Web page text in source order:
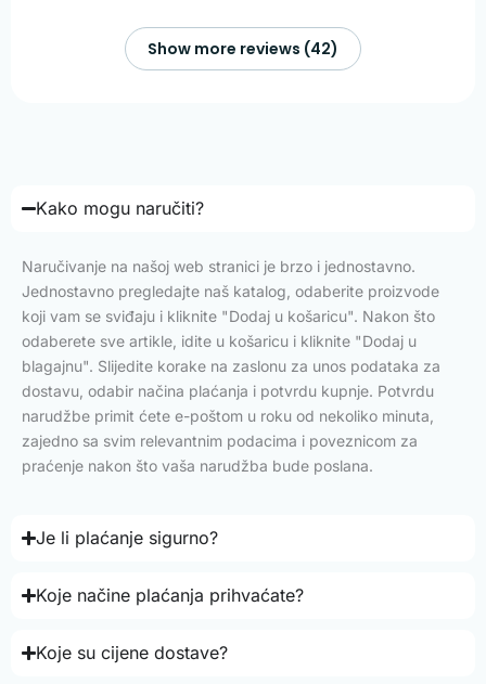
Show more reviews (42)
Kako mogu naručiti?
Naručivanje na našoj web stranici je brzo i jednostavno.
Jednostavno pregledajte naš katalog, odaberite proizvode
koji vam se sviđaju i kliknite "Dodaj u košaricu". Nakon što
odaberete sve artikle, idite u košaricu i kliknite "Dodaj u
blagajnu". Slijedite korake na zaslonu za unos podataka za
dostavu, odabir načina plaćanja i potvrdu kupnje. Potvrdu
narudžbe primit ćete e-poštom u roku od nekoliko minuta,
zajedno sa svim relevantnim podacima i poveznicom za
praćenje nakon što vaša narudžba bude poslana.
Je li plaćanje sigurno?
Koje načine plaćanja prihvaćate?
Koje su cijene dostave?